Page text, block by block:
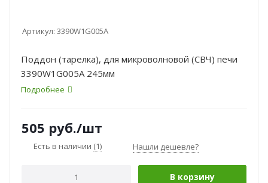
Артикул: 3390W1G005A
Поддон (тарелка), для микроволновой (СВЧ) печи
3390W1G005A 245мм
Подробнее
505 руб./шт
Есть в наличии (1) Нашли дешевле?
В корзину